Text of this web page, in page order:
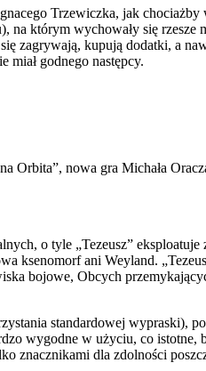
Trzewiczka, jak
którym wychowały się rzesze
zagrywają, kupują dodatki, a
godnego następcy.
nowa gra Michała
o tyle „Tezeusz” eksploatuje
ksenomorf ani Weyland.
bojowe, Obcych
standardowej wypraski),
wygodne w użyciu, co istotne,
znacznikami dla zdolności